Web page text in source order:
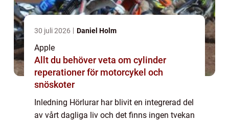
30 juli 2026 Daniel Holm
Apple
Allt du behöver veta om cylinder
reperationer för motorcykel och
snöskoter
Inledning Hörlurar har blivit en integrerad del
av vårt dagliga liv och det finns ingen tvekan